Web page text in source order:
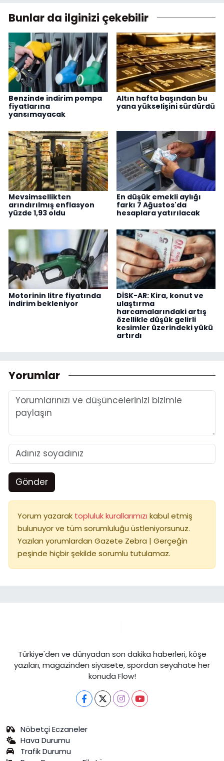
Bunlar da ilginizi çekebilir
Benzinde indirim pompa
fiyatlarına
yansımayacak
Altın hafta başından bu
yana yükselişini sürdürdü
Mevsimsellikten
arındırılmış enflasyon
yüzde 1,93 oldu
En düşük emekli aylığı
farkı 7 Ağustos'da
hesaplara yatırılacak
Motorinin litre fiyatında
indirim bekleniyor
DİSK-AR: Kira, konut ve
ulaştırma
harcamalarındaki artış
özellikle düşük gelirli
kesimler üzerindeki yükü
artırdı
Yorumlar
Gönder
Yorum yazarak topluluk kurallarımızı kabul etmiş
bulunuyor ve tüm sorumluluğu üstleniyorsunuz.
Yazılan yorumlardan Gazete Zebra | Gerçeğin
peşinde hiçbir şekilde sorumlu tutulamaz.
Türkiye'den ve dünyadan son dakika haberleri, köşe
yazıları, magazinden siyasete, spordan seyahate her
konuda Flow!
Nöbetçi Eczaneler
Hava Durumu
Trafik Durumu